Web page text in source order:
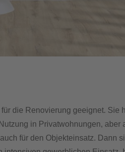
die Renovierung geeignet. Sie
in Privatwohnungen, aber
für den Objekteinsatz. Dann